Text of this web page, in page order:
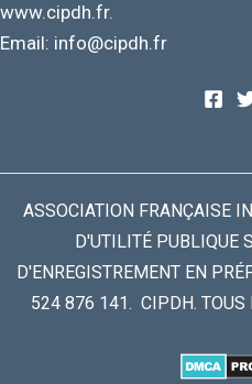
www.cipdh.fr.
Email: info@cipdh.fr
ASSOCIATION FRANÇAISE
D'UTILITÉ PUBLIQUE
D'ENREGISTREMENT EN
524 876 141. CIPDH. TOUS